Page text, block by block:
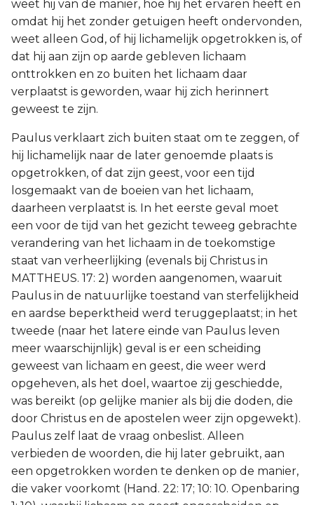
weet hij van de manier, hoe hij het ervaren heeft en
omdat hij het zonder getuigen heeft ondervonden,
weet alleen God, of hij lichamelijk opgetrokken is, of
dat hij aan zijn op aarde gebleven lichaam
onttrokken en zo buiten het lichaam daar
verplaatst is geworden, waar hij zich herinnert
geweest te zijn.
Paulus verklaart zich buiten staat om te zeggen, of
hij lichamelijk naar de later genoemde plaats is
opgetrokken, of dat zijn geest, voor een tijd
losgemaakt van de boeien van het lichaam,
daarheen verplaatst is. In het eerste geval moet
een voor de tijd van het gezicht teweeg gebrachte
verandering van het lichaam in de toekomstige
staat van verheerlijking (evenals bij Christus in
MATTHEUS. 17: 2) worden aangenomen, waaruit
Paulus in de natuurlijke toestand van sterfelijkheid
en aardse beperktheid werd teruggeplaatst; in het
tweede (naar het latere einde van Paulus leven
meer waarschijnlijk) geval is er een scheiding
geweest van lichaam en geest, die weer werd
opgeheven, als het doel, waartoe zij geschiedde,
was bereikt (op gelijke manier als bij die doden, die
door Christus en de apostelen weer zijn opgewekt).
Paulus zelf laat de vraag onbeslist. Alleen
verbieden de woorden, die hij later gebruikt, aan
een opgetrokken worden te denken op de manier,
die vaker voorkomt (Hand. 22: 17; 10: 10. Openbaring